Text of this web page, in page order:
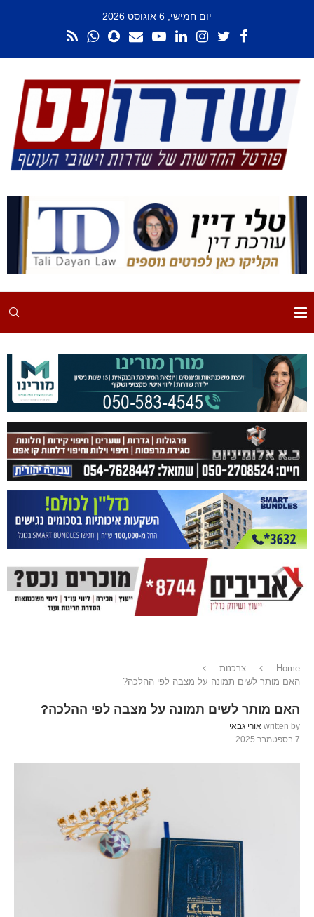
יום חמישי, 6 אוגוסט 2026
Home
צרכנות
האם מותר לשים תמונה על מצבה לפי ההלכה?
האם מותר לשים תמונה על מצבה לפי ההלכה?
written by אורי גבאי
7 בספטמבר 2025